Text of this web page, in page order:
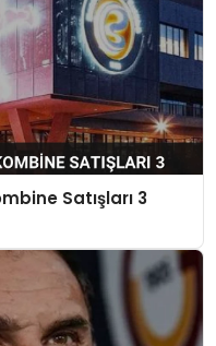
Satışları 3